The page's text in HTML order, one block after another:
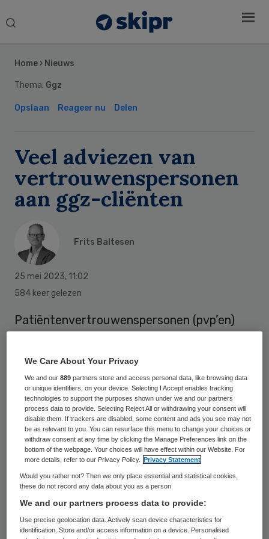
Search
Home › Nieuws
Thema: Ggz
Opslaan Reageer nu Delen
Veel adviezen van
vertrouwenspersonen
aan ggz-cliënten
Frits Baltesen
25 mei 2023, 11:02
584 keer gelezen
Patiëntenvertrouwenspersonen (pvp’en)
cliënten bijgestaan bij het uitoefenen van
hun rechten, het begrijpen en begeleiden bij
soms complexe procedures binnen de
Wvggz en het helpen oplossen van vragen
en klachten.
De meeste vragen en klachten gingen over
verplichte zorg in een crisismaatregel of
zorgmachtiging, aldus het jaarverslag van
de stichting PVP. Cliënten komen het
Sidebar
We Care About Your Privacy
We and our889 partners store and access personal data, like browsing data
or unique identifiers, on your device. Selecting I Accept enables tracking
technologies to support the purposes shown under we and our partners
process data to provide. Selecting Reject All or withdrawing your consent will
disable them. If trackers are disabled, some content and ads you see may not
be as relevant to you. You can resurface this menu to change your choices or
withdraw consent at any time by clicking the Manage Preferences link on the
bottom of the webpage. Your choices will have effect within our Website. For
more details, refer to our Privacy Policy.
Privacy Statement
Would you rather not? Then we only place essential and statistical cookies,
these do not record any data about you as a person
We and our partners process data to provide:
Use precise geolocation data. Actively scan device characteristics for
identification. Store and/or access information on a device. Personalised